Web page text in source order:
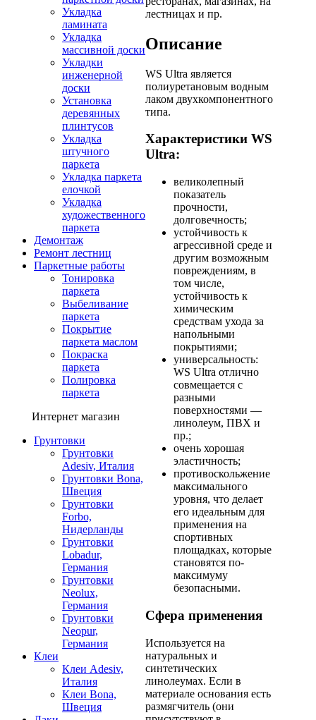
Укладка
ламината
Укладка
массивной доски
Укладки
инженерной
доски
Установка
деревянных
плинтусов
Укладка
штучного
паркета
Укладка паркета
елочкой
Укладка
художественного
паркета
Демонтаж
Ремонт лестниц
Паркетные работы
Тонировка
паркета
Выбеливание
паркета
Покрытие
паркета маслом
Покраска
паркета
Полировка
паркета
Интернет магазин
Грунтовки
Грунтовки
Adesiv, Италия
Грунтовки Bona,
Швеция
Грунтовки
Forbo,
Нидерланды
Грунтовки
Lobadur,
Германия
Грунтовки
Neolux,
Германия
Грунтовки
Neopur,
Германия
Клеи
Клеи Adesiv,
Италия
Клеи Bona,
Швеция
лестницах и пр.
Описание
WS Ultra является
полиуретановым водным
лаком двухкомпонентного
типа.
Характеристики WS
Ultra:
великолепный
показатель
прочности,
долговечность;
устойчивость к
агрессивной среде и
другим возможным
повреждениям, в
том числе,
устойчивость к
химическим
средствам ухода за
напольными
покрытиями;
универсальность:
WS Ultra отлично
совмещается с
разными
поверхностями —
линолеум, ПВХ и
пр.;
очень хорошая
эластичность;
противоскольжение
максимального
уровня, что делает
его идеальным для
применения на
спортивных
площадках, которые
становятся по-
максимуму
безопасными.
Сфера применения
Используется на
натуральных и
синтетических
линолеумах. Если в
материале основания есть
размягчитель (они